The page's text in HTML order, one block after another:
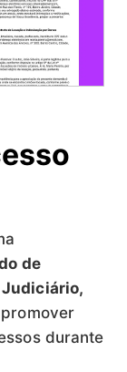
de
Judiciário,
durante